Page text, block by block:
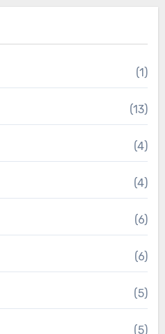
(1)
(13)
(4)
(4)
(6)
(6)
(5)
(5)